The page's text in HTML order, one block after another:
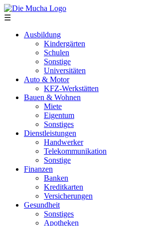
Direkt zum Inhalt
☰
Ausbildung
Kindergärten
Schulen
Sonstige
Universitäten
Auto & Motor
KFZ-Werkstätten
Bauen & Wohnen
Miete
Eigentum
Sonstiges
Dienstleistungen
Handwerker
Telekommunikation
Sonstige
Finanzen
Banken
Kreditkarten
Versicherungen
Gesundheit
Sonstiges
Apotheken